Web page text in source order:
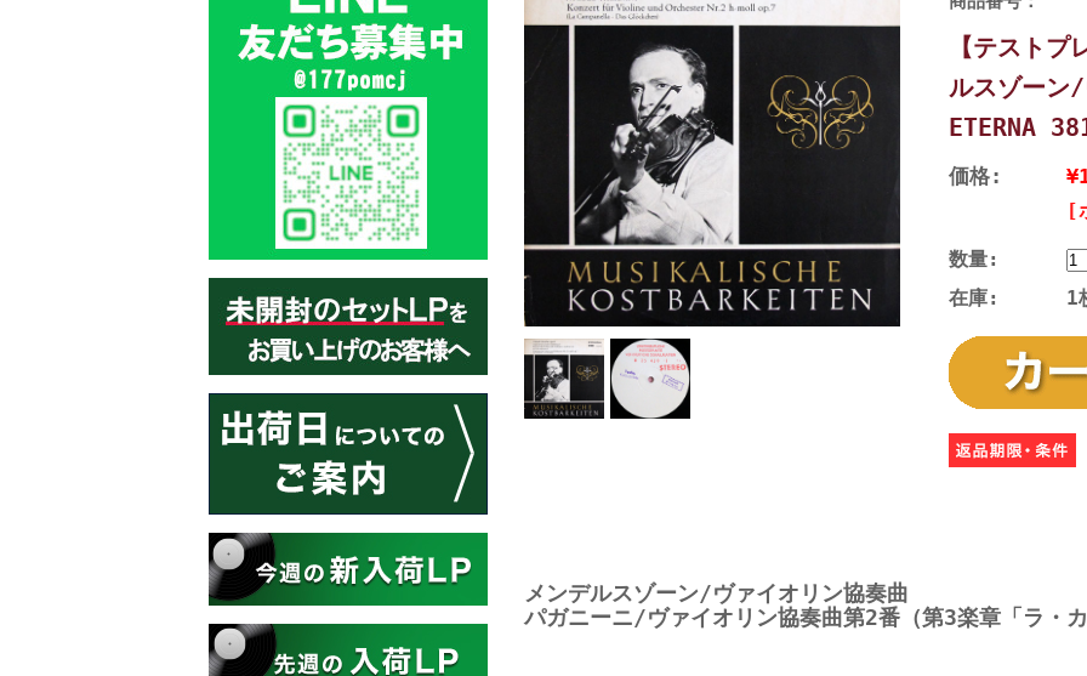
【テスト
ルスゾーン
ETERNA
価格:
[
数量:
在庫:
1
メンデルスゾーン/ヴァイオリン協奏曲
パガニーニ/ヴァイオリン協奏曲第2番（第3楽章「ラ・カ